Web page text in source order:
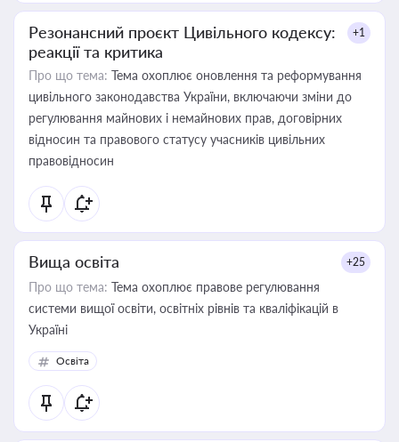
Резонансний проєкт Цивільного кодексу:
реакції та критика
+1
Про що тема: Тема охоплює оновлення та реформування
цивільного законодавства України, включаючи зміни до
регулювання майнових і немайнових прав, договірних
відносин та правового статусу учасників цивільних
правовідносин
Вища освіта +25
Про що тема: Тема охоплює правове регулювання
системи вищої освіти, освітніх рівнів та кваліфікацій в
Україні
Освіта